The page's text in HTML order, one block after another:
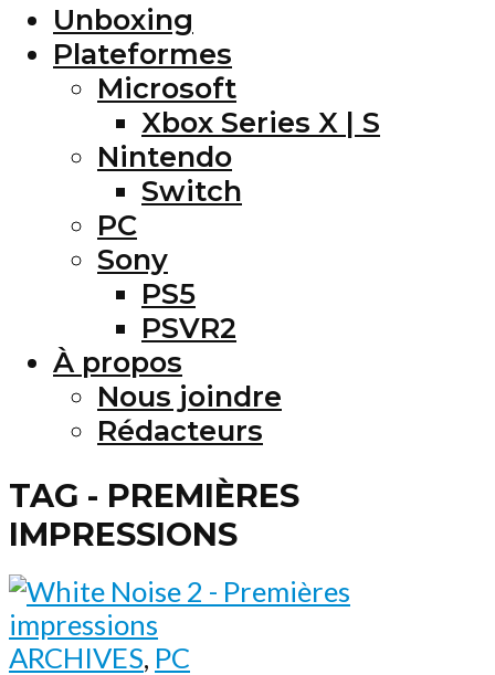
Unboxing
Plateformes
Microsoft
Xbox Series X | S
Nintendo
Switch
PC
Sony
PS5
PSVR2
À propos
Nous joindre
Rédacteurs
TAG - PREMIÈRES
IMPRESSIONS
ARCHIVES, PC